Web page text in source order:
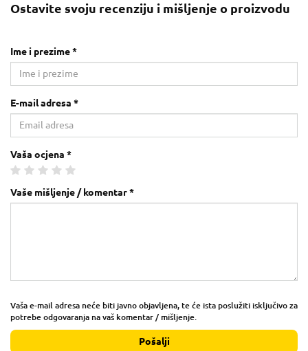
Ostavite svoju recenziju i mišljenje o proizvodu
Ime i prezime *
E-mail adresa *
Vaša ocjena *
Vaše mišljenje / komentar *
Vaša e-mail adresa neće biti javno objavljena, te će ista poslužiti isključivo za
potrebe odgovaranja na vaš komentar / mišljenje.
Pošalji